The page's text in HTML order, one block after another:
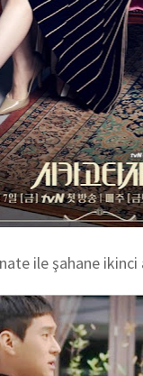
ile şahane ikinci